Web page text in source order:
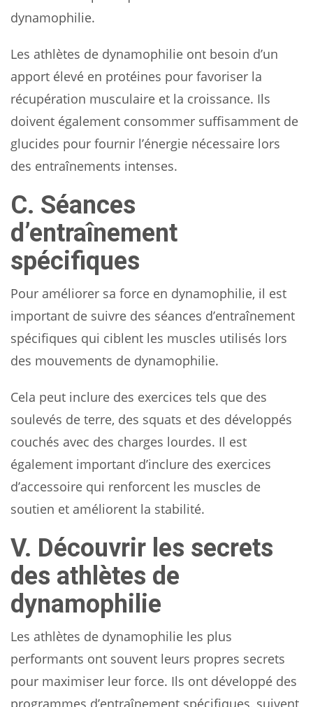
dynamophilie.
Les athlètes de dynamophilie ont besoin d’un
apport élevé en protéines pour favoriser la
récupération musculaire et la croissance. Ils
doivent également consommer suffisamment de
glucides pour fournir l’énergie nécessaire lors
des entraînements intenses.
C. Séances
d’entraînement
spécifiques
Pour améliorer sa force en dynamophilie, il est
important de suivre des séances d’entraînement
spécifiques qui ciblent les muscles utilisés lors
des mouvements de dynamophilie.
Cela peut inclure des exercices tels que des
soulevés de terre, des squats et des développés
couchés avec des charges lourdes. Il est
également important d’inclure des exercices
d’accessoire qui renforcent les muscles de
soutien et améliorent la stabilité.
V. Découvrir les secrets
des athlètes de
dynamophilie
Les athlètes de dynamophilie les plus
performants ont souvent leurs propres secrets
pour maximiser leur force. Ils ont développé des